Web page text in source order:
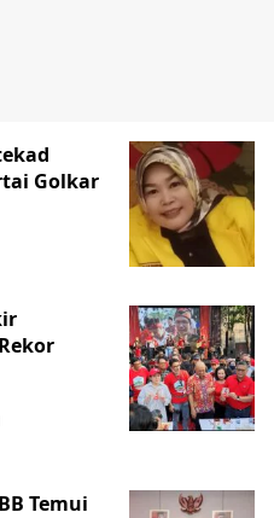
Golkar
Temui